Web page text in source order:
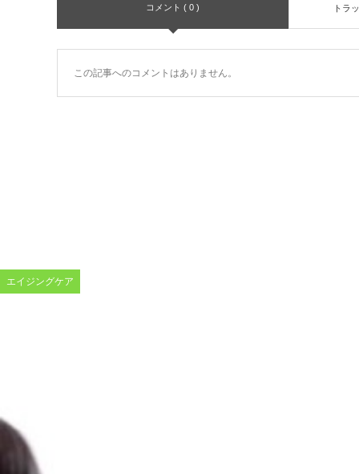
コメント ( 0 ) トラ
この記事へのコメントはありません。
エイジングケア